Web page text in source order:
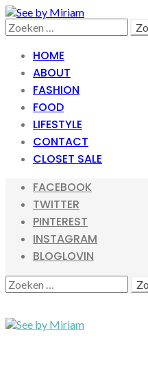
Skip
to
navigation
Skip
to
content
Search
Zoeken
naar:
HOME
ABOUT
FASHION
FOOD
LIFESTYLE
CONTACT
CLOSET SALE
FACEBOOK
TWITTER
PINTEREST
INSTAGRAM
BLOGLOVIN
SEARCH
ZOEKEN